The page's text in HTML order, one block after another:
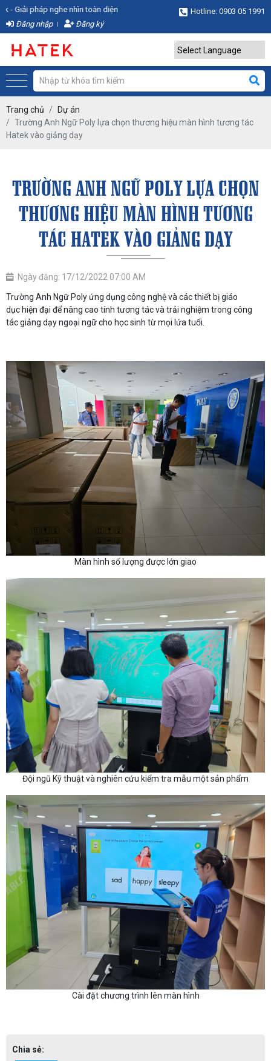
pháp nghe nhìn toàn diện
Hotline: 0903 05 1991
Đăng nhập
Đăng ký
Powered by
Trang chủ
Dự án
Trường Anh Ngữ Poly lựa chọn thương hiệu màn hình tương tác
Hatek vào giảng dạy
TRƯỜNG ANH NGỮ POLY LỰA CHỌN
THƯƠNG HIỆU MÀN HÌNH TƯƠNG
TÁC HATEK VÀO GIẢNG DẠY
Ngày đăng: 17/12/2022 07:00 AM
Trường Anh Ngữ Poly ứng dụng công nghệ và các thiết bị giáo
dục hiện đại để nâng cao tính tương tác và trải nghiệm trong công
tác giảng dạy ngoại ngữ cho học sinh từ mọi lứa tuổi.
Màn hình số lượng được lớn giao
Đội ngũ Kỹ thuật và nghiên cứu kiểm tra mẫu một sản phẩm
Cài đặt chương trình lên màn hình
Chia sẻ: